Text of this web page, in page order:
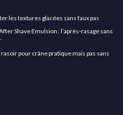
les textures glacées sans faux pas
Shave Emulsion : l’après-rasage sans
pour crâne pratique mais pas sans